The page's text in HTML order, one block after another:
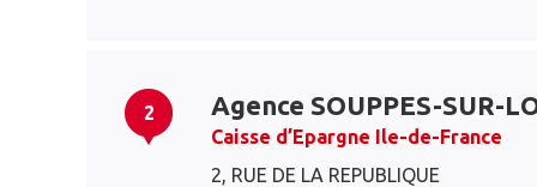
2 Agence SOUPPES-SUR-
Caisse d’Epargne Ile-de-France
2, RUE DE LA REPUBLIQUE